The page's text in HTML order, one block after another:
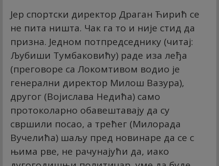
Јер спортски директор Драган Ћирић се
не пита ништа. Чак га то и није стид да
призна. Једном потпредседнику (читај:
Љубиши Тумбаковићу) раде иза леђа
(преговоре са Локомтивом водио је
генерални директор Милош Вазура),
другог (Војислава Недића) само
протоколарно обавештавају да су
свршили посао, а трећег (Милорада
Вучелића) шаљу пред новинаре да се с
њима рве, не рачунајући да, иако